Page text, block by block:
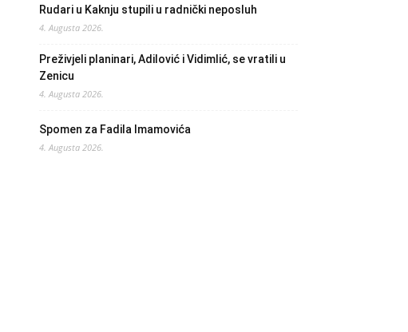
Rudari u Kaknju stupili u radnički neposluh
4. Augusta 2026.
Preživjeli planinari, Adilović i Vidimlić, se vratili u
Zenicu
4. Augusta 2026.
Spomen za Fadila Imamovića
4. Augusta 2026.